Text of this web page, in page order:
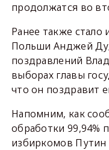
продолжатся во
Ранее также стало
Польши Анджей
поздравлений
выборах главы
что он поздравит
Напомним, как
обработки 99,94%
избиркомов Путин